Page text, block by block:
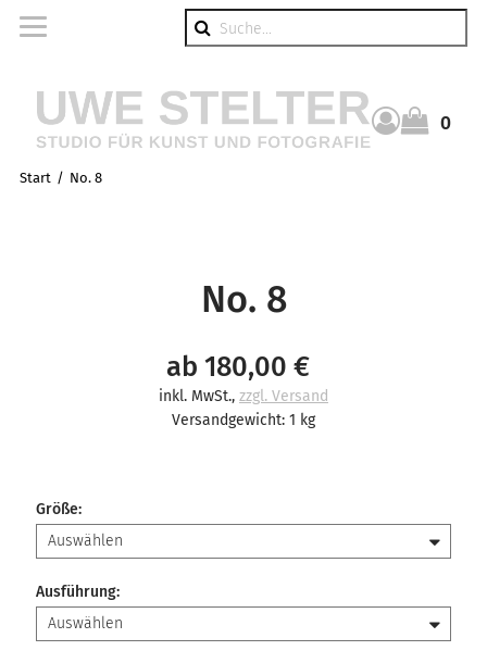
0
Start No. 8
No. 8
ab 180,00 €
inkl. MwSt., zzgl. Versand
Versandgewicht: 1 kg
Größe:
Ausführung: